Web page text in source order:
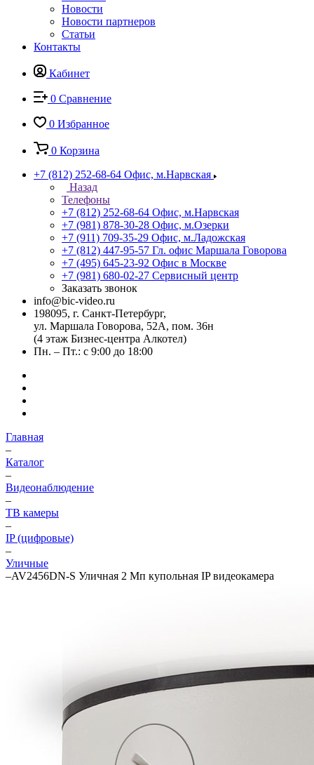
Новости
Новости партнеров
Статьи
Контакты
Кабинет
0 Сравнение
0 Избранное
0 Корзина
+7 (812) 252-68-64 Офис, м.Нарвская
Назад
Телефоны
+7 (812) 252-68-64 Офис, м.Нарвская
+7 (981) 878-30-28 Офис, м.Озерки
+7 (911) 709-35-29 Офис, м.Ладожская
+7 (812) 447-95-57 Гл. офис Маршала Говорова
+7 (495) 645-23-92 Офис в Москве
+7 (981) 680-02-27 Сервисный центр
Заказать звонок
info@bic-video.ru
198095, г. Санкт-Петербург,
ул. Маршала Говорова, 52А, пом. 36н
(4 этаж Бизнес-центра Алкотел)
Пн. – Пт.: с 9:00 до 18:00
Главная
–
Каталог
–
Видеонаблюдение
–
ТВ камеры
–
IP (цифровые)
–
Уличные
–AV2456DN-S Уличная 2 Мп купольная IP видеокамера